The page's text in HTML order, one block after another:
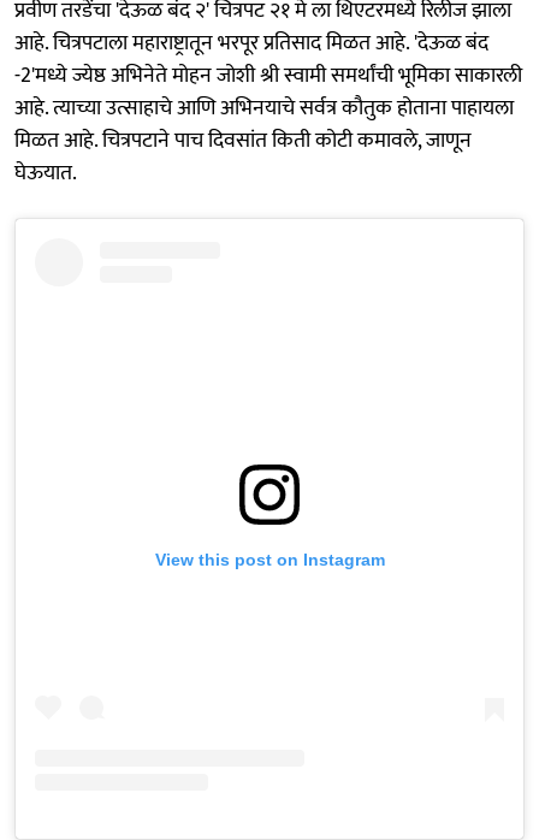
प्रवीण तरडेंचा 'देऊळ बंद २' चित्रपट २१ मे ला थिएटरमध्ये रिलीज झाला
आहे. चित्रपटाला महाराष्ट्रातून भरपूर प्रतिसाद मिळत आहे. 'देऊळ बंद
-2'मध्ये ज्येष्ठ अभिनेते मोहन जोशी श्री स्वामी समर्थांची भूमिका साकारली
आहे. त्याच्या उत्साहाचे आणि अभिनयाचे सर्वत्र कौतुक होताना पाहायला
मिळत आहे. चित्रपटाने पाच दिवसांत किती कोटी कमावले, जाणून
घेऊयात.
View this post on Instagram